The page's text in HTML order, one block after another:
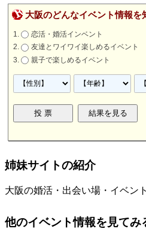
大阪のどんなイベント情報を
恋活・婚活インベント
友達とワイワイ楽しめるイベント
親子で楽しめるイベント
姉妹サイトの紹介
大阪の婚活・出会い場・イベン
他のイベント情報を見てみ